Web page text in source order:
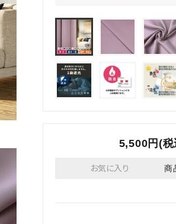
5,500円(税
お気に入り 商